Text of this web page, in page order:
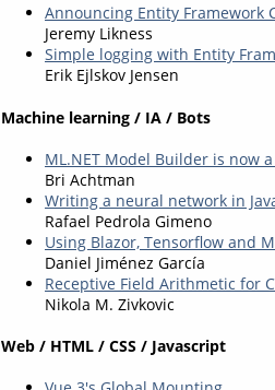
Announcing Entity Framework
Jeremy Likness
Simple logging with Entity
Erik Ejlskov Jensen
Machine learning / IA / Bots
ML.NET Model Builder is now
Bri Achtman
Writing a neural network in
Rafael Pedrola Gimeno
Using Blazor, Tensorflow and
Daniel Jiménez García
Receptive Field Arithmetic for
Nikola M. Zivkovic
Web / HTML / CSS / Javascript